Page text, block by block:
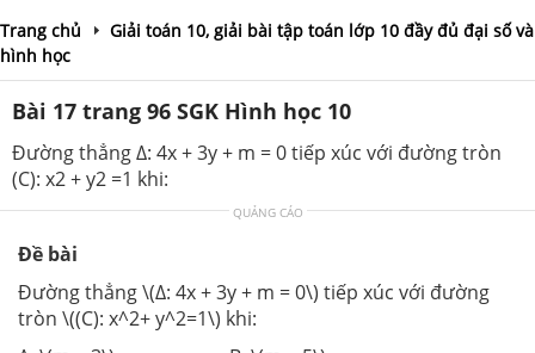
Trang chủ
Giải toán 10, giải bài tập toán lớp 10 đầy đủ đại số và
hình học
Bài 17 trang 96 SGK Hình học 10
Đường thẳng Δ: 4x + 3y + m = 0 tiếp xúc với đường tròn
(C): x2 + y2 =1 khi:
QUẢNG CÁO
Đề bài
Đường thẳng \(Δ: 4x + 3y + m = 0\) tiếp xúc với đường
tròn \((C): x^2+ y^2=1\) khi: